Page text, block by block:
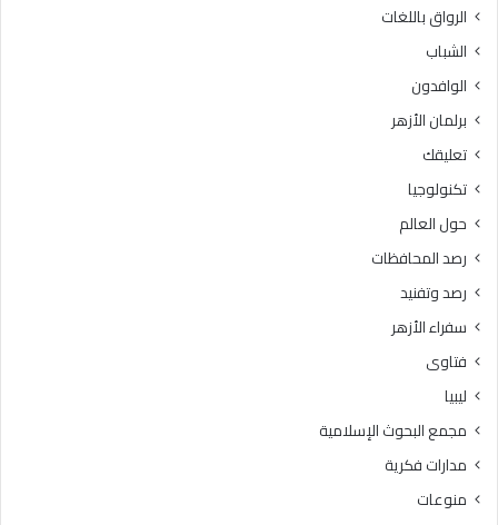
الرواق باللغات
الشباب
الوافدون
برلمان الأزهر
تعليقك
تكنولوجيا
حول العالم
رصد المحافظات
رصد وتفنيد
سفراء الأزهر
فتاوى
ليبيا
مجمع البحوث الإسلامية
مدارات فكرية
منوعات